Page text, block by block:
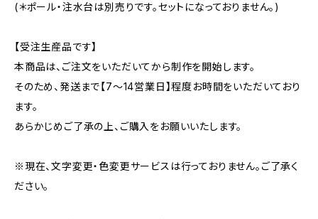
(＊ポール・注水台は別売りです。セットになっておりません。)
【受注生産品です】
本商品は、ご注文をいただいてから制作を開始します。
そのため、発送まで【7〜14営業日】程度お時間をいただいており
ます。
あらかじめご了承の上、ご購入をお願いいたします。
※現在、文字変更・色変更サービスは行っておりません。ご了承く
ださい。